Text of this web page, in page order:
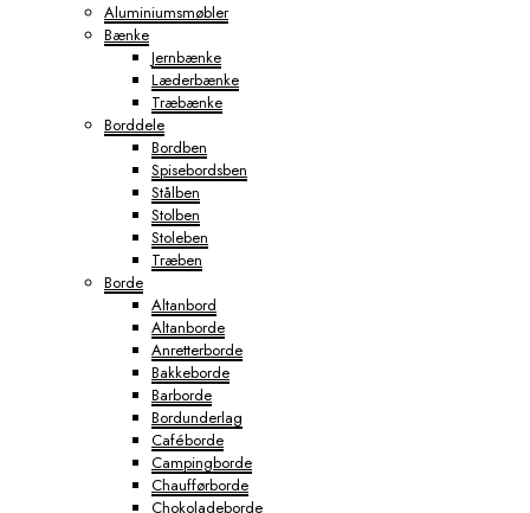
Aluminiumsmøbler
Bænke
Jernbænke
Læderbænke
Træbænke
Borddele
Bordben
Spisebordsben
Stålben
Stolben
Stoleben
Træben
Borde
Altanbord
Altanborde
Anretterborde
Bakkeborde
Barborde
Bordunderlag
Caféborde
Campingborde
Chaufførborde
Chokoladeborde